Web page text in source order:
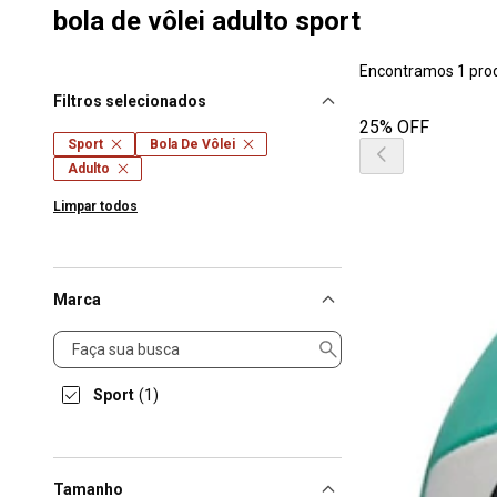
bola de vôlei adulto sport
Filtros selecionados
Sport
Bola De Vôlei
Adulto
Limpar todos
Marca
Marca
Sport (1)
Tamanho
Encontramos 1
25% OFF